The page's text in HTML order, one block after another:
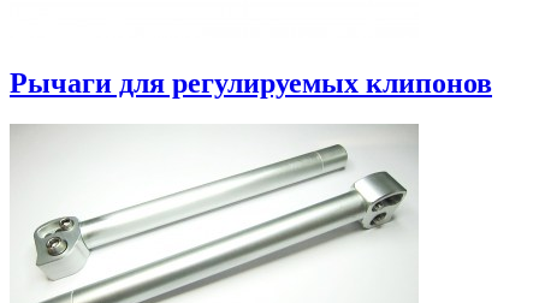
Рычаги для регулируемых клипонов